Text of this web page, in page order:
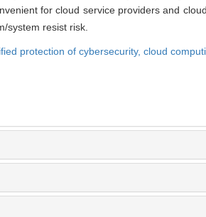
for cloud service providers and
system resist risk.
protection of cybersecurity, cloud